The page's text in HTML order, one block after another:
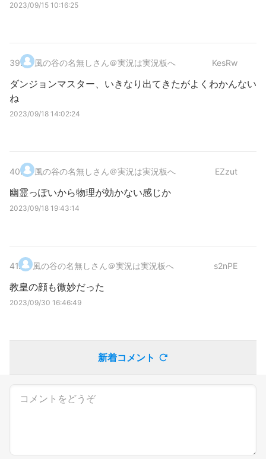
2023/09/15 10:16:25
39. 風の谷の名無しさん＠実況は実況板へ KesRw
ダンジョンマスター、いきなり出てきたがよくわかんない
ね
2023/09/18 14:02:24
40. 風の谷の名無しさん＠実況は実況板へ EZzut
幽霊っぽいから物理が効かない感じか
2023/09/18 19:43:14
41. 風の谷の名無しさん＠実況は実況板へ s2nPE
教皇の顔も微妙だった
2023/09/30 16:46:49
新着コメント